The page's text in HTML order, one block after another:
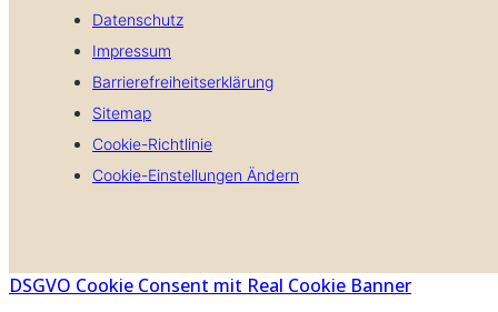
Datenschutz
Impressum
Barrierefreiheitserklärung
Sitemap
Cookie-Richtlinie
Cookie-Einstellungen Ändern
DSGVO Cookie Consent mit Real Cookie Banner